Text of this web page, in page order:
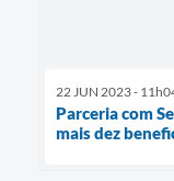
22 JUN 2023 -
Parceria com
mais dez